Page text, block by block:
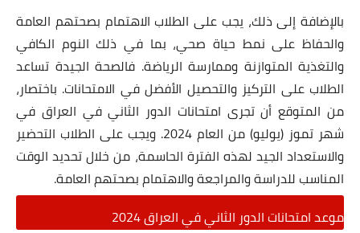
بالإضافة إلى ذلك، يجب على الطلاب الاهتمام بصحتهم العامة
والحفاظ على نمط حياة صحي، بما في ذلك النوم الكافي
والتغذية المتوازنة وممارسة الرياضة. فالصحة الجيدة تساعد
الطلاب على التركيز والتحصيل الأفضل في الامتحانات. باختصار،
من المتوقع أن تجرى امتحانات الدور الثاني في العراق في
شهر تموز (يوليو) من العام 2024. ويجب على الطلاب التحضير
والاستعداد الجيد لهذه الفترة الحاسمة، من خلال تحديد الوقت
المناسب للدراسة والمراجعة والاهتمام بصحتهم العامة.
موعد امتحانات الدور الثاني في العراق 2024